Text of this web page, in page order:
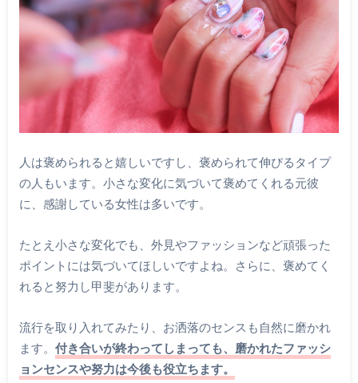
人は褒められると嬉しいですし、褒められて伸びるタイプ
の人もいます。小さな変化に気づいて褒めてくれる元彼
に、感謝している女性は多いです。
たとえ小さな変化でも、外見やファッションなど頑張った
ポイントには気づいてほしいですよね。さらに、褒めてく
れると努力し甲斐があります。
流行を取り入れてみたり、お洒落のセンスも自然に磨かれ
ます。 付き合いが終わってしまっても、磨かれたファッシ
ョンセンスや努力は今後も役立ちます。